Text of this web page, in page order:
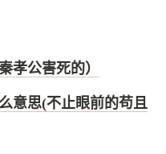
孝公害死的）
意思(不止眼前的苟且